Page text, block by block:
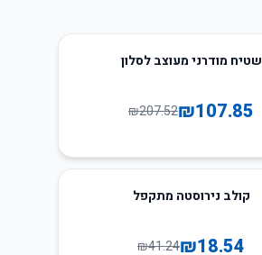
שטיח מודרני מעוצב לסלון
₪107.85
₪207.52
קולב נירוסטה מתקפל
₪18.54
₪41.24